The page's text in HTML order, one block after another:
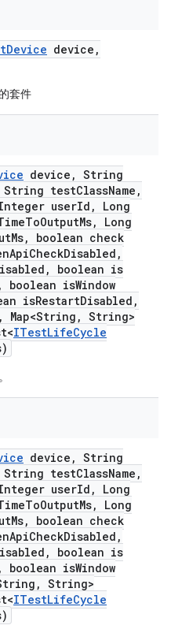
Device device ,
套件
device , String
String testClassName ,
userId ,
Long
ToOutputMs,
Long
Ms,
boolean check
ApiCheckDisabled ,
,
boolean is
, boolean isWindow
isRestartDisabled ,
, Map<String , String>
ITestLifeCycle
device , String
String testClassName ,
userId ,
Long
ToOutputMs,
Long
Ms,
boolean check
ApiCheckDisabled ,
,
boolean is
, boolean isWindow
, String>
ITestLifeCycle